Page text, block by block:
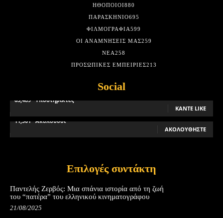
HΘΟΠΟΙΟΊ880
ΠΑΡΑΣΚΉΝΙΟ695
ΦΙΛΜΟΓΡΑΦΊΑ599
ΟΙ ΑΝΑΜΝΉΣΕΙΣ ΜΑΣ259
ΝΈΑ258
ΠΡΟΣΩΠΙΚΈΣ ΕΜΠΕΙΡΊΕΣ213
Social
63,489 Υποστηρικτές
ΚΆΝΤΕ LIKE
11,501 Ακόλουθοι
ΑΚΟΛΟΥΘΉΣΤΕ
Επιλογές συντάκτη
Παντελής Ζερβός: Μια σπάνια ιστορία από τη ζωή
του “πατέρα” του ελληνικού κινηματογράφου
21/08/2025